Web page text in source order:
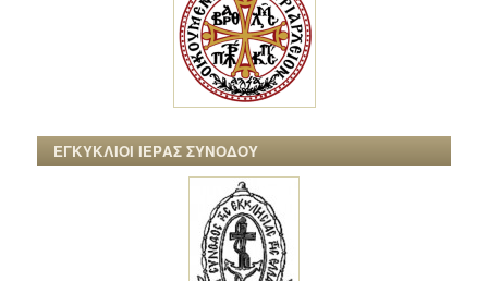
ΕΓΚΥΚΛΙΟΙ ΙΕΡΑΣ ΣΥΝΟΔΟΥ